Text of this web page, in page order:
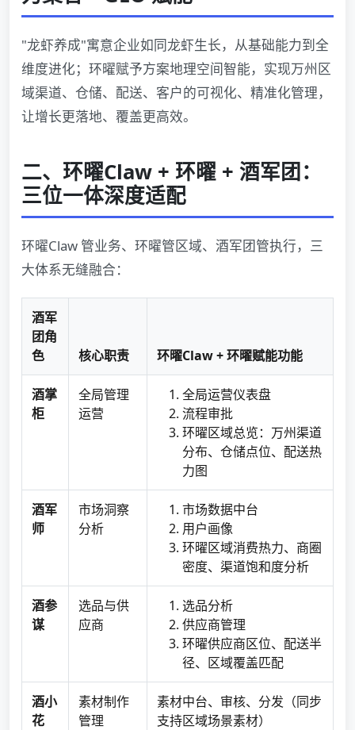
"龙虾养成"寓意企业如同龙虾生长，从基础能力到全
维度进化；环曜赋予方案地理空间智能，实现万州区
域渠道、仓储、配送、客户的可视化、精准化管理，
让增长更落地、覆盖更高效。
二、环曜Claw + 环曜 + 酒军团：
三位一体深度适配
环曜Claw 管业务、环曜管区域、酒军团管执行，三
大体系无缝融合：
酒军
团角
色
核心职责 环曜Claw + 环曜赋能功能
酒掌
柜
全局管理
运营
全局运营仪表盘
流程审批
环曜区域总览：万州渠道
分布、仓储点位、配送热
力图
酒军
师
市场洞察
分析
市场数据中台
用户画像
环曜区域消费热力、商圈
密度、渠道饱和度分析
酒参
谋
选品与供
应商
选品分析
供应商管理
环曜供应商区位、配送半
径、区域覆盖匹配
酒小
花
素材制作
管理
素材中台、审核、分发（同步
支持区域场景素材）